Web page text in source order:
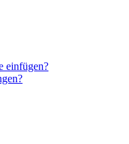
einfügen?